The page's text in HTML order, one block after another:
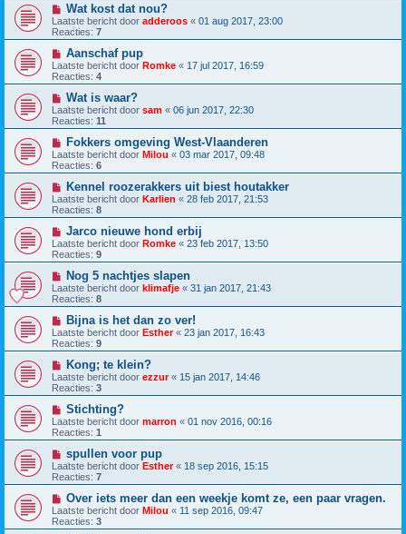
Wat kost dat nou?
Laatste bericht door adderoos « 01 aug 2017, 23:00
Reacties: 7
Aanschaf pup
Laatste bericht door Romke « 17 jul 2017, 16:59
Reacties: 4
Wat is waar?
Laatste bericht door sam « 06 jun 2017, 22:30
Reacties: 11
Fokkers omgeving West-Vlaanderen
Laatste bericht door Milou « 03 mar 2017, 09:48
Reacties: 6
Kennel roozerakkers uit biest houtakker
Laatste bericht door Karlien « 28 feb 2017, 21:53
Reacties: 8
Jarco nieuwe hond erbij
Laatste bericht door Romke « 23 feb 2017, 13:50
Reacties: 9
Nog 5 nachtjes slapen
Laatste bericht door klimafje « 31 jan 2017, 21:43
Reacties: 8
Bijna is het dan zo ver!
Laatste bericht door Esther« 23 jan 2017, 16:43
Reacties: 9
Kong; te klein?
Laatste bericht door ezzur« 15 jan 2017, 14:46
Reacties: 3
Stichting?
Laatste bericht door marron « 01 nov 2016, 00:16
Reacties: 1
spullen voor pup
Laatste bericht door Esther« 18 sep 2016, 15:15
Reacties: 7
Over iets meer dan een weekje komt ze, een paar vragen.
Laatste bericht door Milou « 11 sep 2016, 09:47
Reacties: 3